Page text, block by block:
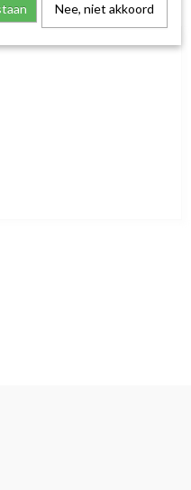
Nee, niet akkoord